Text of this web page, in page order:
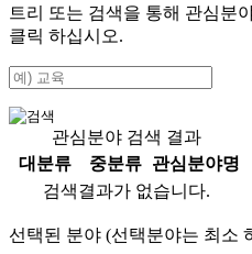
트리 또는 검색을 통해 관심분
클릭 하십시오.
관심분야 검색 결과
대분류
중분류
관심분야명
검색결과가 없습니다.
선택된 분야 (선택분야는 최소